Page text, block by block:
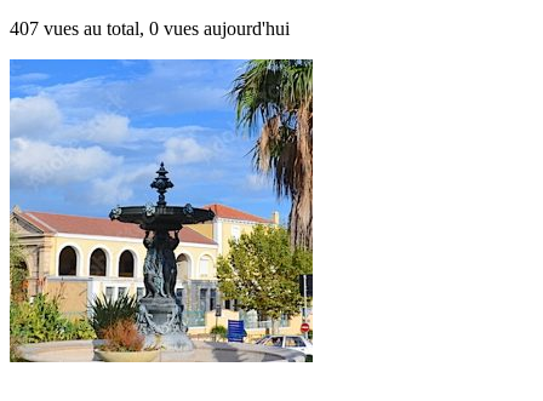
407 vues au total, 0 vues aujourd'hui